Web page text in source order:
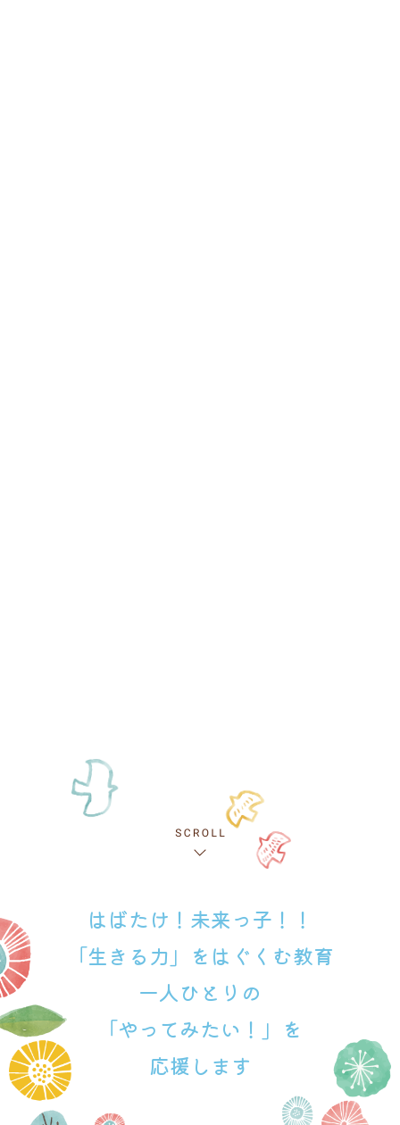
はばたけ！未来っ子！！
「生きる力」をはぐくむ教育
一人ひとりの
「やってみたい！」を
応援します